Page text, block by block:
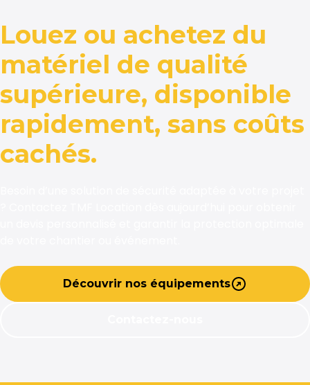
Louez ou achetez du
matériel de qualité
supérieure, disponible
rapidement, sans coûts
cachés.
Découvrir nos équipements